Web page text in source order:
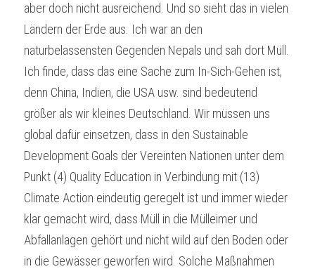
aber doch nicht ausreichend. Und so sieht das in vielen
Ländern der Erde aus. Ich war an den
naturbelassensten Gegenden Nepals und sah dort Müll.
Ich finde, dass das eine Sache zum In-Sich-Gehen ist,
denn China, Indien, die USA usw. sind bedeutend
größer als wir kleines Deutschland. Wir müssen uns
global dafür einsetzen, dass in den Sustainable
Development Goals der Vereinten Nationen unter dem
Punkt (4) Quality Education in Verbindung mit (13)
Climate Action eindeutig geregelt ist und immer wieder
klar gemacht wird, dass Müll in die Mülleimer und
Abfallanlagen gehört und nicht wild auf den Boden oder
in die Gewässer geworfen wird. Solche Maßnahmen